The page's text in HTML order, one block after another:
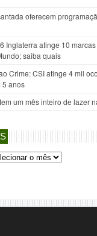
oferecem
Inglaterra atinge 10
saiba quais
Crime: CSI atinge 4 mil
5 anos
um mês inteiro de lazer